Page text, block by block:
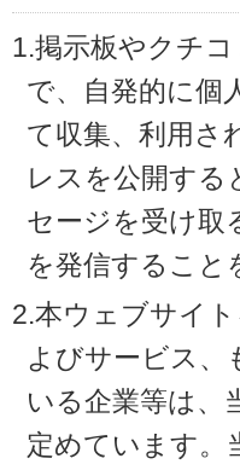
1.掲示板やクチ
で、自発的に個
て収集、利用さ
レスを公開する
セージを受け取
を発信すること
2.本ウェブサイ
よびサービス、
いる企業等は、
定めています。